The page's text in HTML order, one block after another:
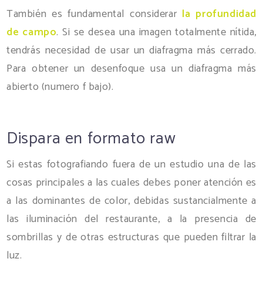
También es fundamental considerar la profundidad
de campo. Si se desea una imagen totalmente nítida,
tendrás necesidad de usar un diafragma más cerrado.
Para obtener un desenfoque usa un diafragma más
abierto (numero f bajo).
Dispara en formato raw
Si estas fotografiando fuera de un estudio una de las
cosas principales a las cuales debes poner atención es
a las dominantes de color, debidas sustancialmente a
las iluminación del restaurante, a la presencia de
sombrillas y de otras estructuras que pueden filtrar la
luz.